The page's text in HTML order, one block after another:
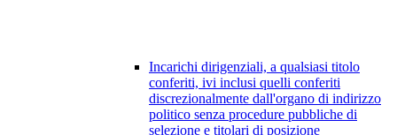
Incarichi dirigenziali, a qualsiasi titolo
conferiti, ivi inclusi quelli conferiti
discrezionalmente dall'organo di indirizzo
politico senza procedure pubbliche di
selezione e titolari di posizione